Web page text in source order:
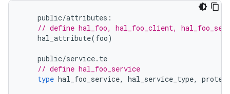
public/attributes :
// define hal_foo, hal_foo_client,
hal_attribute(foo)
public/service. te
// define hal_foo_service
type hal_foo_service, hal_service_type,